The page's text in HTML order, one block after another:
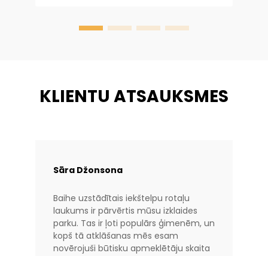
KLIENTU ATSAUKSMES
Sāra Džonsona
Baihe uzstādītais iekštelpu rotaļu
laukums ir pārvērtis mūsu izklaides
parku. Tas ir ļoti populārs ģimenēm, un
kopš tā atklāšanas mēs esam
novērojuši būtisku apmeklētāju skaita